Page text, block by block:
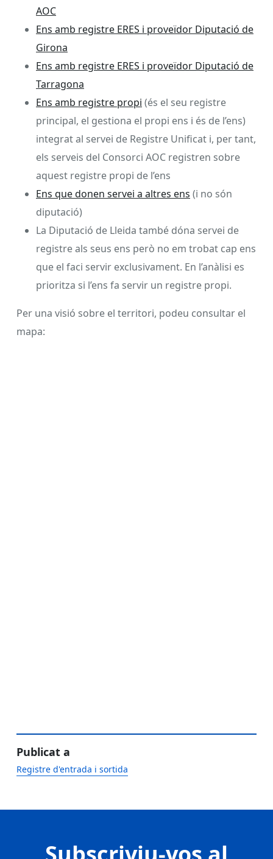
AOC
Ens amb registre ERES i proveïdor Diputació de
Girona
Ens amb registre ERES i proveïdor Diputació de
Tarragona
Ens amb registre propi (és el seu registre
principal, el gestiona el propi ens i és de l’ens)
integrat al servei de Registre Unificat i, per tant,
els serveis del Consorci AOC registren sobre
aquest registre propi de l’ens
Ens que donen servei a altres ens (i no són
diputació)
La Diputació de Lleida també dóna servei de
registre als seus ens però no em trobat cap ens
que el faci servir exclusivament. En l’anàlisi es
prioritza si l’ens fa servir un registre propi.
Per una visió sobre el territori, podeu consultar el
mapa:
Publicat a
Registre d'entrada i sortida